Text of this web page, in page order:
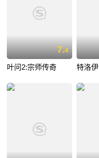
7.4
叶问2:宗师传奇 特洛伊